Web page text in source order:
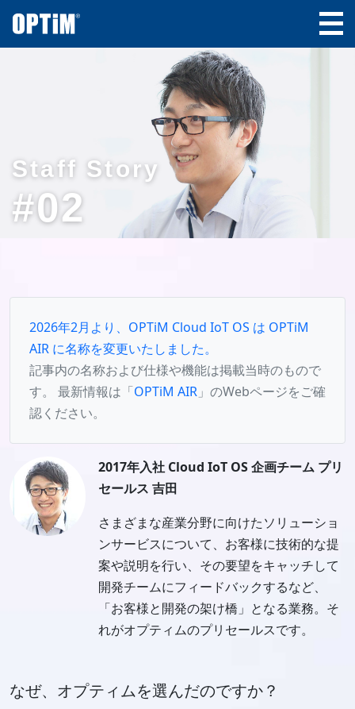
Staff Story
#02
2026年2月より、OPTiM Cloud IoT OS は OPTiM
AIR に名称を変更いたしました。
記事内の名称および仕様や機能は掲載当時のもので
す。 最新情報は「OPTiM AIR 」のWebページをご確
認ください。
2017年入社 Cloud IoT OS 企画チーム プリ
セールス 吉田
さまざまな産業分野に向けたソリューショ
ンサービスについて、お客様に技術的な提
案や説明を行い、その要望をキャッチして
開発チームにフィードバックするなど、
「お客様と開発の架け橋」となる業務。そ
れがオプティムのプリセールスです。
なぜ、オプティムを選んだのですか？